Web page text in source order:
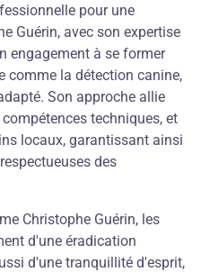
pour une
Guérin, avec son expertise
engagement à se former
comme la détection canine,
Son approche allie
techniques, et
locaux, garantissant ainsi
des
Christophe Guérin, les
d'une éradication
d'une tranquillité d'esprit,